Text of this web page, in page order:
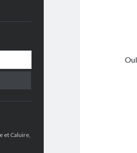
et Caluire,